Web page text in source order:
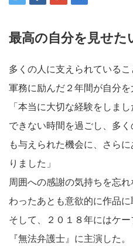
最高の自分を見せた
多くの人に支えられているこ
軍務に励んだ２年間が自分を
「本当に大切な経験をしま
できない時間を過ごし、多
も与えられた機会に、さら
りました」
周囲への感謝の気持ちを忘
わったあとも意欲的に作品に
そして、２０１８年にはケ
『無法弁護士』に主演した。